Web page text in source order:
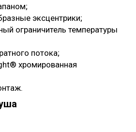
эксцентрики;
ограничитель температуры
потока;
хромированная
монтажа с душевым